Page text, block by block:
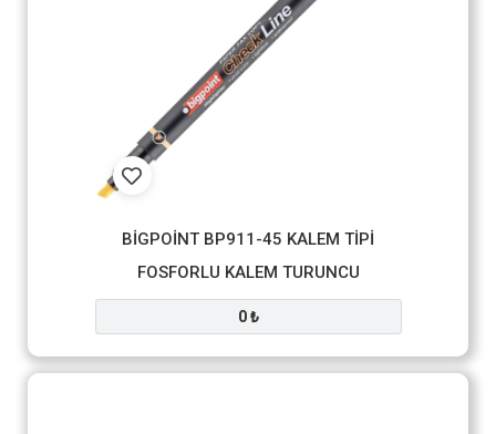
BİGPOİNT BP911-45 KALEM TİPİ
FOSFORLU KALEM TURUNCU
0 ₺